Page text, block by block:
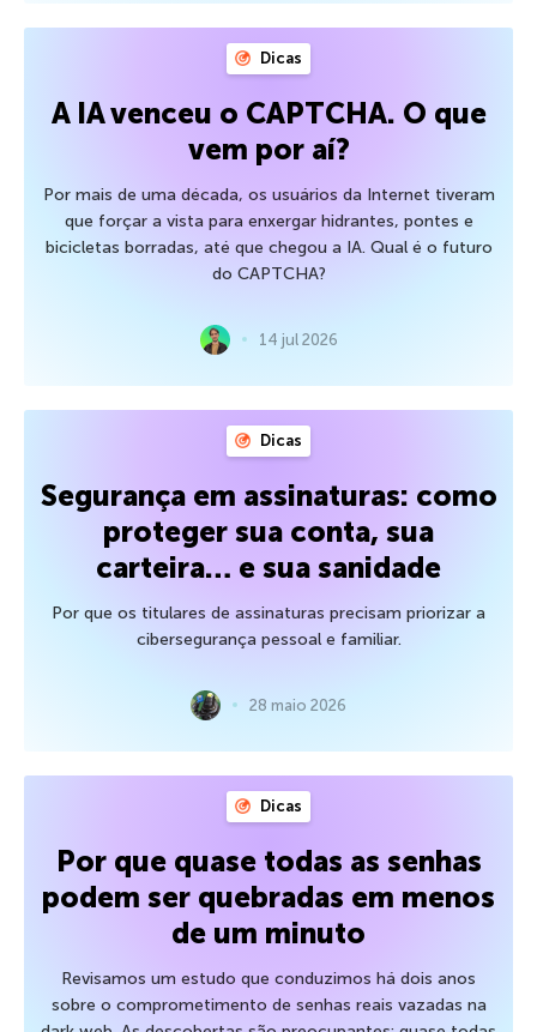
Dicas
A IA venceu o CAPTCHA. O que
vem por aí?
Por mais de uma década, os usuários da Internet tiveram
que forçar a vista para enxergar hidrantes, pontes e
bicicletas borradas, até que chegou a IA. Qual é o futuro
do CAPTCHA?
14 jul 2026
Dicas
Segurança em assinaturas: como
proteger sua conta, sua
carteira… e sua sanidade
Por que os titulares de assinaturas precisam priorizar a
cibersegurança pessoal e familiar.
28 maio 2026
Dicas
Por que quase todas as senhas
podem ser quebradas em menos
de um minuto
Revisamos um estudo que conduzimos há dois anos
sobre o comprometimento de senhas reais vazadas na